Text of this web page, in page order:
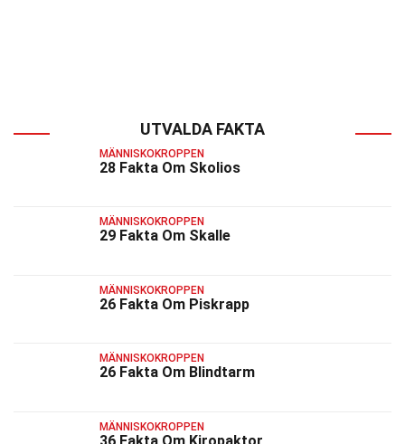
UTVALDA FAKTA
MÄNNISKOKROPPEN
28 Fakta Om Skolios
MÄNNISKOKROPPEN
29 Fakta Om Skalle
MÄNNISKOKROPPEN
26 Fakta Om Piskrapp
MÄNNISKOKROPPEN
26 Fakta Om Blindtarm
MÄNNISKOKROPPEN
36 Fakta Om Kiropaktor